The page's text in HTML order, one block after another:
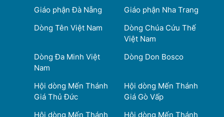
Giáo phận Đà Nẵng
Giáo phận Nha Trang
Dòng Tên Việt Nam
Dòng Chúa Cứu Thế
Việt Nam
Dòng Đa Minh Việt
Nam
Dòng Don Bosco
Hội dòng Mến Thánh
Giá Thủ Đức
Hội dòng Mến Thánh
Giá Gò Vấp
Hội dòng Mến Thánh
Hội dòng Mến Thánh